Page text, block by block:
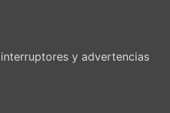
y advertencias